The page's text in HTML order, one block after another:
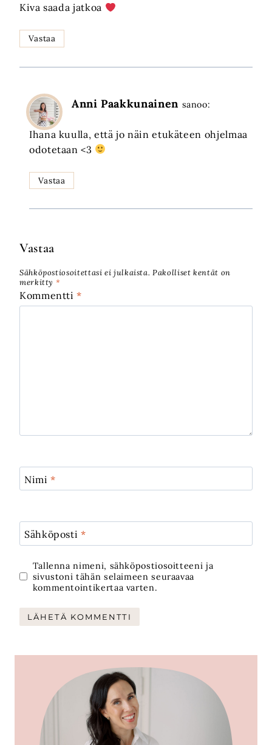
Kiva saada jatkoa
Vastaa
Anni Paakkunainen sanoo:
Ihana kuulla, että jo näin etukäteen ohjelmaa
odotetaan <3
Vastaa
Vastaa
Sähköpostiosoitettasi ei julkaista. Pakolliset kentät on
merkitty *
Kommentti*
Nimi*
Sähköposti*
Tallenna nimeni, sähköpostiosoitteeni ja
sivustoni tähän selaimeen seuraavaa
kommentointikertaa varten.